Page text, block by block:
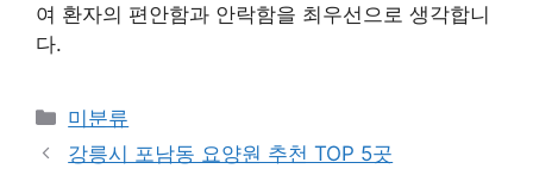
여 환자의 편안함과 안락함을 최우선으로 생각합니
다.
Categories
미분류
강릉시 포남동 요양원 추천 TOP 5곳